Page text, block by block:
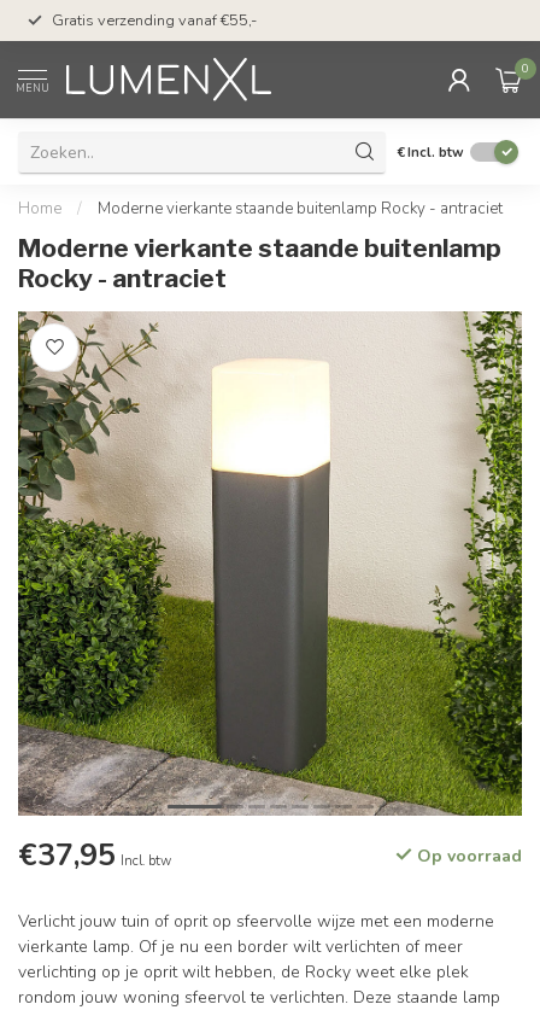
Gratis verzending vanaf €55,-
MENU
0
€Incl. btw
Home / Moderne vierkante staande buitenlamp Rocky - antraciet
Moderne vierkante staande buitenlamp
Rocky - antraciet
€37,95 Incl. btw Op voorraad
Verlicht jouw tuin of oprit op sfeervolle wijze met een moderne
vierkante lamp. Of je nu een border wilt verlichten of meer
verlichting op je oprit wilt hebben, de Rocky weet elke plek
rondom jouw woning sfeervol te verlichten. Deze staande lamp